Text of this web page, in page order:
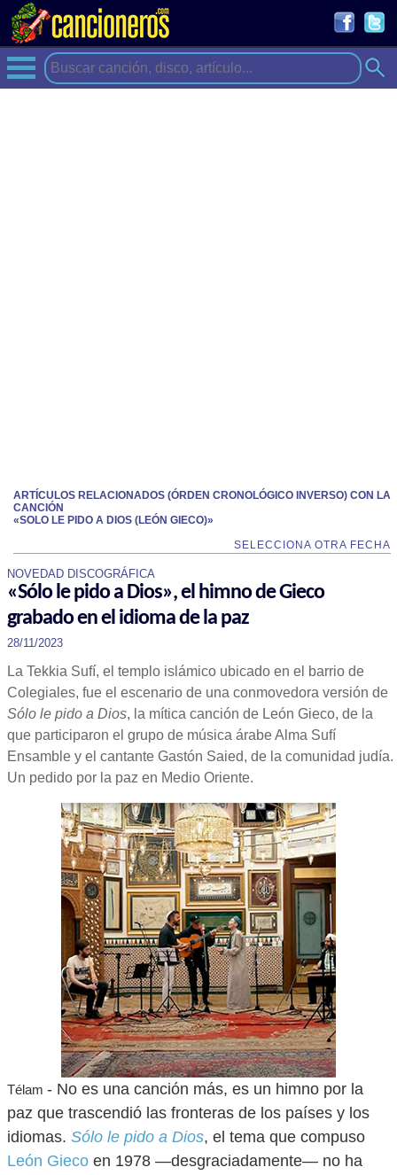
ARTÍCULOS RELACIONADOS (ÓRDEN CRONOLÓGICO INVERSO) CON LA
CANCIÓN
«SOLO LE PIDO A DIOS (LEÓN GIECO)»
SELECCIONA OTRA FECHA
NOVEDAD DISCOGRÁFICA
«Sólo le pido a Dios», el himno de Gieco
grabado en el idioma de la paz
28/11/2023
La Tekkia Sufí, el templo islámico ubicado en el barrio de
Colegiales, fue el escenario de una conmovedora versión de
Sólo le pido a Dios, la mítica canción de León Gieco, de la
que participaron el grupo de música árabe Alma Sufí
Ensamble y el cantante Gastón Saied, de la comunidad judía.
Un pedido por la paz en Medio Oriente.
Télam - No es una canción más, es un himno por la
paz que trascendió las fronteras de los países y los
idiomas. Sólo le pido a Dios, el tema que compuso
León Gieco en 1978 —desgraciadamente— no ha